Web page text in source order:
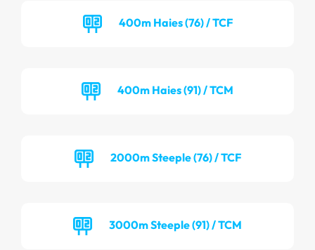
400m Haies (76) / TCF
400m Haies (91) / TCM
2000m Steeple (76) / TCF
3000m Steeple (91) / TCM